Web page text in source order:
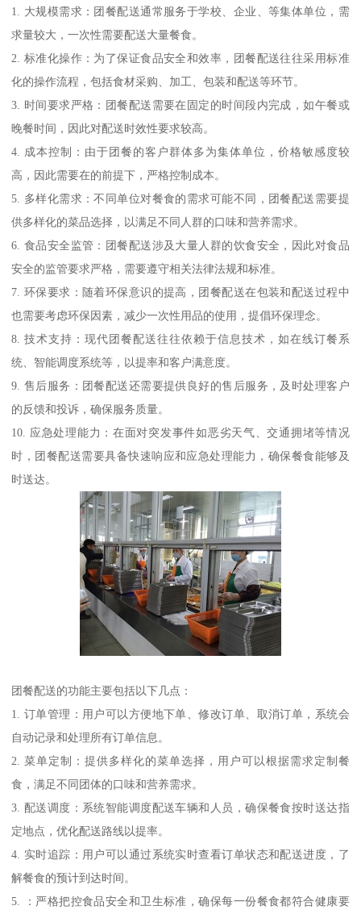
1. 大规模需求：团餐配送通常服务于学校、企业、等集体单位，需
求量较大，一次性需要配送大量餐食。
2. 标准化操作：为了保证食品安全和效率，团餐配送往往采用标准
化的操作流程，包括食材采购、加工、包装和配送等环节。
3. 时间要求严格：团餐配送需要在固定的时间段内完成，如午餐或
晚餐时间，因此对配送时效性要求较高。
4. 成本控制：由于团餐的客户群体多为集体单位，价格敏感度较
高，因此需要在的前提下，严格控制成本。
5. 多样化需求：不同单位对餐食的需求可能不同，团餐配送需要提
供多样化的菜品选择，以满足不同人群的口味和营养需求。
6. 食品安全监管：团餐配送涉及大量人群的饮食安全，因此对食品
安全的监管要求严格，需要遵守相关法律法规和标准。
7. 环保要求：随着环保意识的提高，团餐配送在包装和配送过程中
也需要考虑环保因素，减少一次性用品的使用，提倡环保理念。
8. 技术支持：现代团餐配送往往依赖于信息技术，如在线订餐系
统、智能调度系统等，以提率和客户满意度。
9. 售后服务：团餐配送还需要提供良好的售后服务，及时处理客户
的反馈和投诉，确保服务质量。
10. 应急处理能力：在面对突发事件如恶劣天气、交通拥堵等情况
时，团餐配送需要具备快速响应和应急处理能力，确保餐食能够及
时送达。
团餐配送的功能主要包括以下几点：
1. 订单管理：用户可以方便地下单、修改订单、取消订单，系统会
自动记录和处理所有订单信息。
2. 菜单定制：提供多样化的菜单选择，用户可以根据需求定制餐
食，满足不同团体的口味和营养需求。
3. 配送调度：系统智能调度配送车辆和人员，确保餐食按时送达指
定地点，优化配送路线以提率。
4. 实时追踪：用户可以通过系统实时查看订单状态和配送进度，了
解餐食的预计到达时间。
5. ：严格把控食品安全和卫生标准，确保每一份餐食都符合健康要